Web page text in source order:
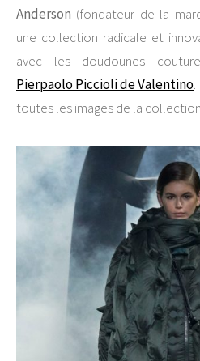
Anderson (fondateur de la
une collection radicale et
avec les doudounes
Pierpaolo Piccioli de Valentino
toutes les images de la collection